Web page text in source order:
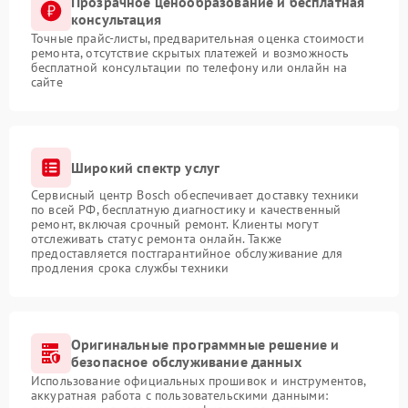
консультация
Точные прайс-листы, предварительная оценка стоимости
ремонта, отсутствие скрытых платежей и возможность
бесплатной консультации по телефону или онлайн на
сайте
Широкий спектр услуг
Сервисный центр Bosch обеспечивает доставку техники
по всей РФ, бесплатную диагностику и качественный
ремонт, включая срочный ремонт. Клиенты могут
отслеживать статус ремонта онлайн. Также
предоставляется постгарантийное обслуживание для
продления срока службы техники
Оригинальные программные решение и
безопасное обслуживание данных
Использование официальных прошивок и инструментов,
аккуратная работа с пользовательскими данными: